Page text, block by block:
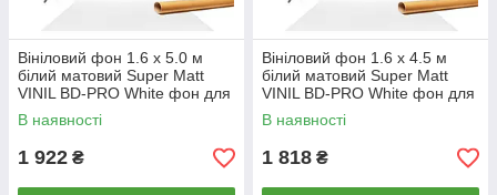
Вініловий фон 1.6 х 5.0 м
білий матовий Super Matt
VINIL BD-PRO White фон для
фото / на картонній трубі
В наявності
1 922 ₴
Вініловий фон 1.6 х 4.5 м
білий матовий Super Matt
VINIL BD-PRO White фон для
фото / на картонній трубі
В наявності
1 818 ₴